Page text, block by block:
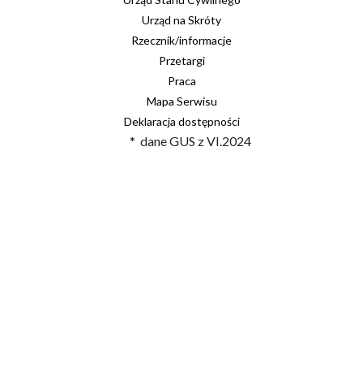
Urząd na Skróty
Rzecznik/informacje
Przetargi
Praca
Mapa Serwisu
Deklaracja dostępności
* dane GUS z VI.2024